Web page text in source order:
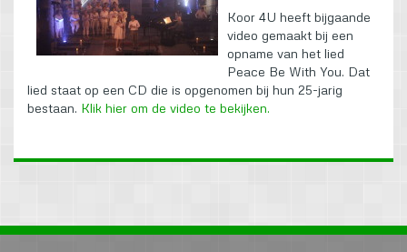
Koor 4U heeft bijgaande
video gemaakt bij een
opname van het lied
Peace Be With You. Dat
lied staat op een CD die is opgenomen bij hun 25-jarig
bestaan. Klik hier om de video te bekijken.